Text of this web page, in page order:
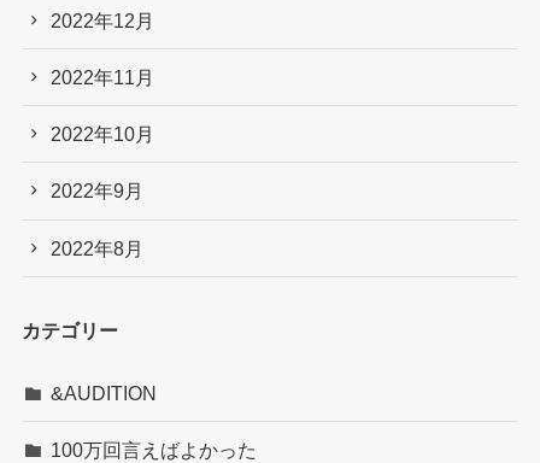
2022年12月
2022年11月
2022年10月
2022年9月
2022年8月
カテゴリー
&AUDITION
100万回言えばよかった